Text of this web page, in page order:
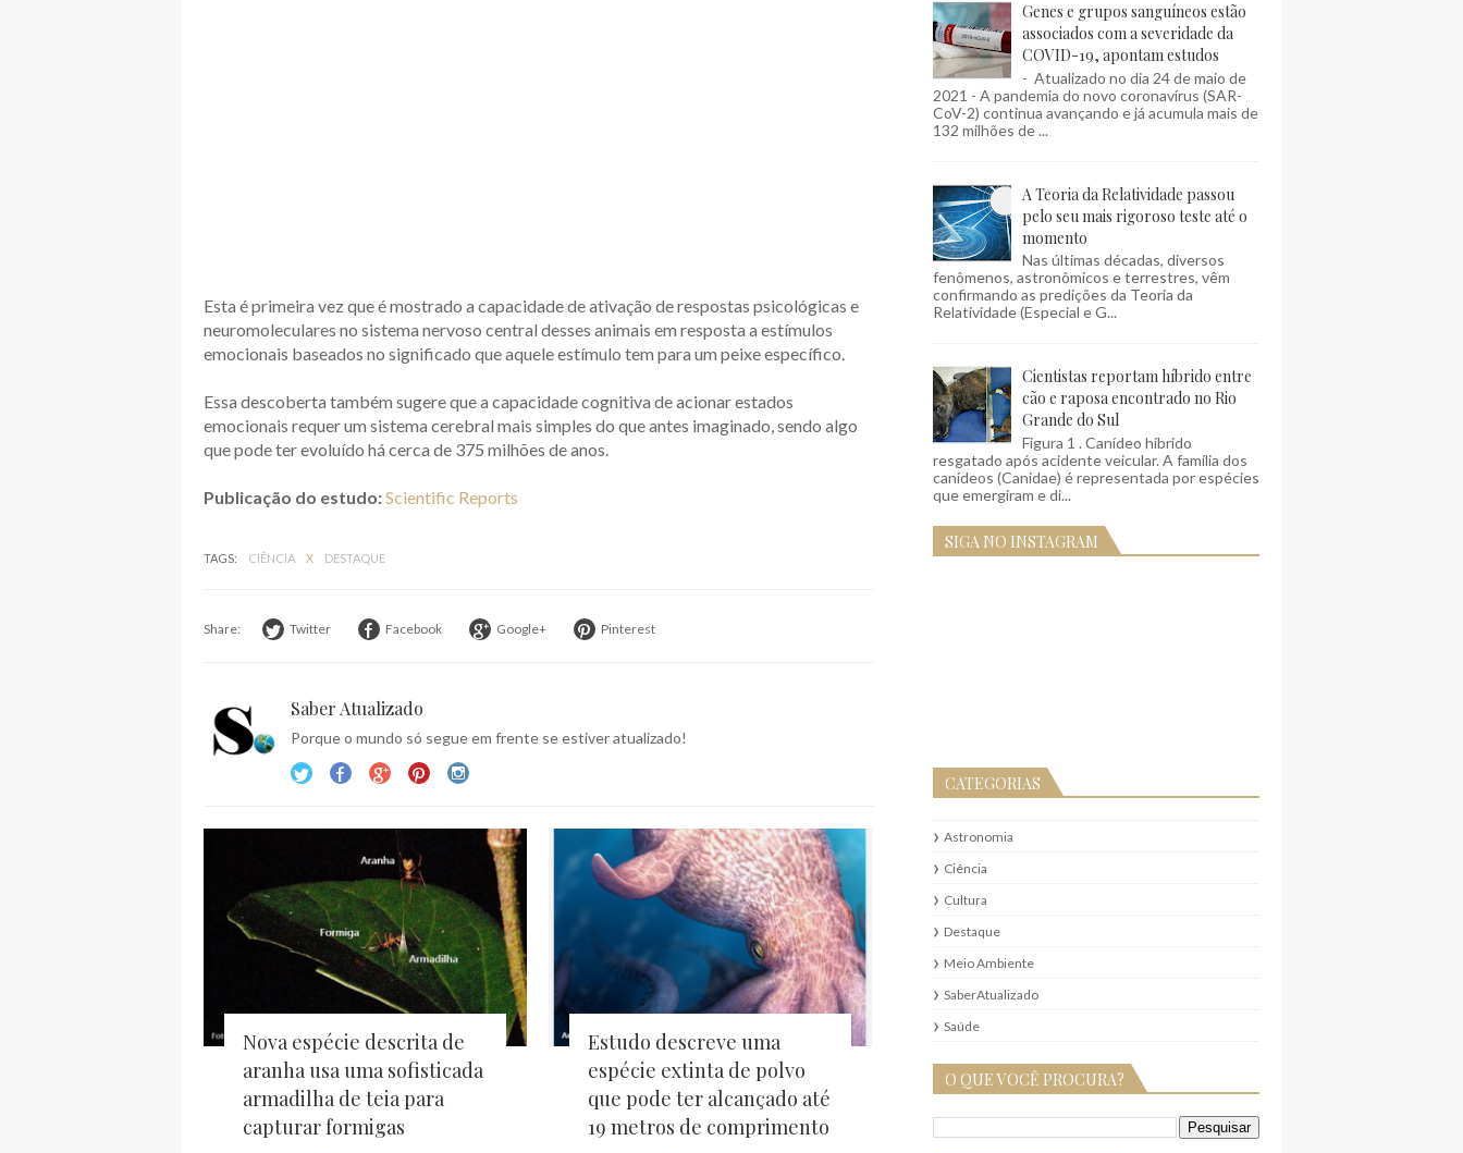
Esta é primeira vez que é mostrado a capacidade de ativação de respostas psicológicas e
neuromoleculares no sistema nervoso central desses animais em resposta a estímulos
emocionais baseados no significado que aquele estímulo tem para um peixe específico.
Essa descoberta também sugere que a capacidade cognitiva de acionar estados
emocionais requer um sistema cerebral mais simples do que antes imaginado, sendo algo
que pode ter evoluído há cerca de 375 milhões de anos.
Publicação do estudo:Scientific Reports
TAGS: CIÊNCIA X DESTAQUE
Share: Twitter Facebook Google+ Pinterest
Saber Atualizado
Porque o mundo só segue em frente se estiver atualizado!
Nova espécie descrita de
aranha usa uma sofisticada
armadilha de teia para
capturar formigas
Estudo descreve uma
espécie extinta de polvo
que pode ter alcançado até
19 metros de comprimento
Genes e grupos sanguíneos estão
associados com a severidade da
COVID-19, apontam estudos
- Atualizado no dia 24 de maio de
2021 - A pandemia do novo coronavírus (SAR-
CoV-2) continua avançando e já acumula mais de
132 milhões de ...
A Teoria da Relatividade passou
pelo seu mais rigoroso teste até o
momento
Nas últimas décadas, diversos
fenômenos, astronômicos e terrestres, vêm
confirmando as predições da Teoria da
Relatividade (Especial e G...
Cientistas reportam híbrido entre
cão e raposa encontrado no Rio
Grande do Sul
Figura 1 . Canídeo híbrido
resgatado após acidente veicular. A família dos
canídeos (Canidae) é representada por espécies
que emergiram e di...
SIGA NO INSTAGRAM
CATEGORIAS
Astronomia
Ciência
Cultura
Destaque
Meio Ambiente
SaberAtualizado
Saúde
O QUE VOCÊ PROCURA?